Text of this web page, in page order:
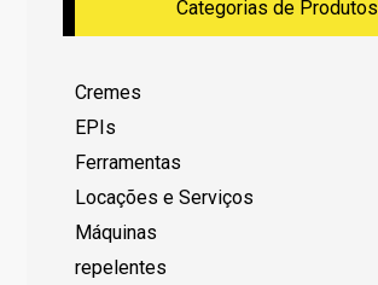
Categorias de Produtos
Cremes
EPIs
Ferramentas
Locações e Serviços
Máquinas
repelentes